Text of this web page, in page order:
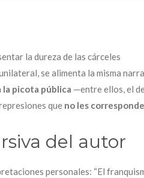
la dureza de las cárceles
se alimenta la misma
la picota pública —entre ellos, el
que no les
del autor
personales: “El